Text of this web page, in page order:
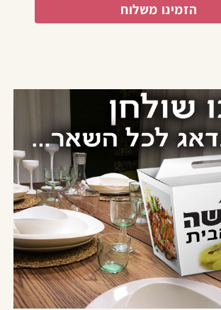
הזמינו משלוח